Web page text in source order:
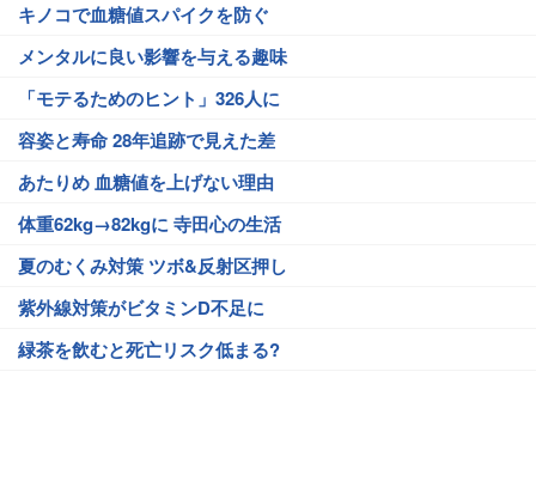
キノコで血糖値スパイクを防ぐ
メンタルに良い影響を与える趣味
「モテるためのヒント」326人に
容姿と寿命 28年追跡で見えた差
あたりめ 血糖値を上げない理由
体重62kg→82kgに 寺田心の生活
夏のむくみ対策 ツボ&反射区押し
紫外線対策がビタミンD不足に
緑茶を飲むと死亡リスク低まる?